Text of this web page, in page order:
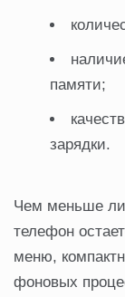
памяти;
зарядки.
Чем меньше
телефон
меню,
фоновых